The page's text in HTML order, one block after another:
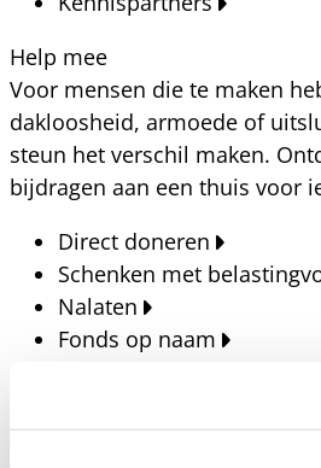
Help mee
Voor mensen die te maken
dakloosheid, armoede of
steun het verschil maken.
bijdragen aan een thuis voor
Direct doneren
Schenken met
Nalaten
Fonds op naam